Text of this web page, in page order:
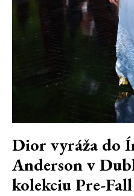
Dior vyráža do
Anderson v
kolekciu Pre-